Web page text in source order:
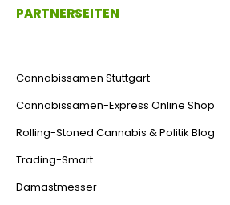
PARTNERSEITEN
Cannabissamen Stuttgart
Cannabissamen-Express Online Shop
Rolling-Stoned Cannabis & Politik Blog
Trading-Smart
Damastmesser